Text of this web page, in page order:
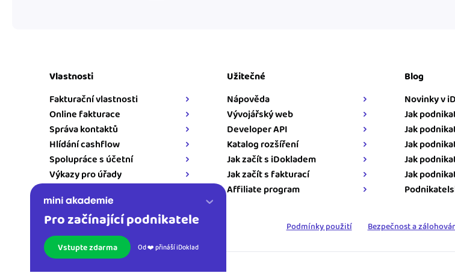
Pro začínající podnikatele
Vstupte zdarma Od ❤️ přináší iDoklad
Vlastnosti
Fakturační vlastnosti
Online fakturace
Správa kontaktů
Hlídání cashflow
Spolupráce s účetní
Výkazy pro úřady
Užitečné
Nápověda
Vývojářský web
Developer API
Katalog rozšíření
Jak začít s iDokladem
Jak začít s fakturací
Affiliate program
Blog
Novinky v
Jak
Jak
Jak
Jak
Jak
Kontakt Podmínky použití Bezpečnost a